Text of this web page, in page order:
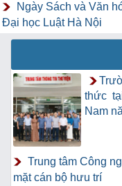
Ngày Sách và Văn
Đại học Luật Hà Nội
thức
Nam
Trung tâm Công
mặt cán bộ hưu trí